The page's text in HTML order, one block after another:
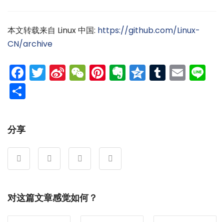
本文转载来自 Linux 中国: https://github.com/Linux-
CN/archive
Facebook
Twitter
Sina
Weibo
WeChat
Pinterest
Evernote
Qzone
Tumblr
分享
对这篇文章感觉如何？